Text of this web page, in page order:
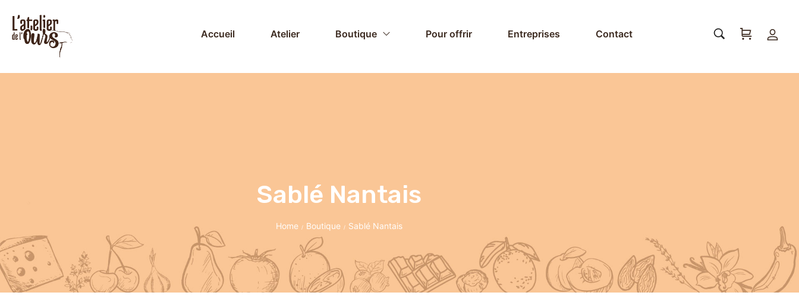
Accueil Atelier Boutique Pour offrir Entreprises Contact
Sablé Nantais
Home / Boutique / Sablé Nantais